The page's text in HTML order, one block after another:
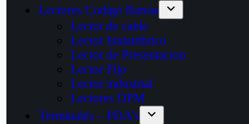
Lectores Codigo Barras
Lector de cable
Lector Inalambrico
Lector de Presentacion
Lector Fijo
Lector industrial
Lectores DPM
Terminales – PDA’s